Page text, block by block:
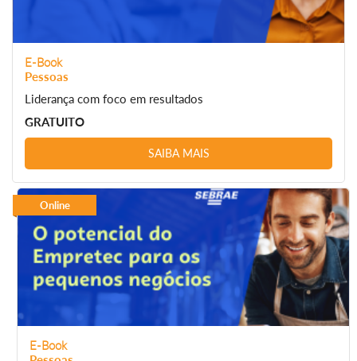
E-Book
Pessoas
Liderança com foco em resultados
GRATUITO
SAIBA MAIS
Online
E-Book